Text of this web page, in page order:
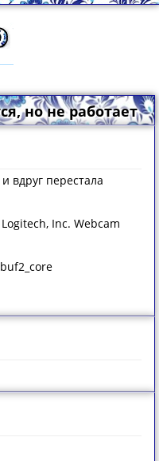
но не работает
вдруг перестала
Inc. Webcam